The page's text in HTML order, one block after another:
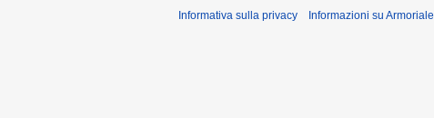
Informativa sulla privacy Informazioni su Armoriale